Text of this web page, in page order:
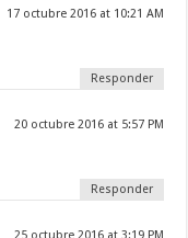
17 octubre 2016 at 10:21 AM
Responder
20 octubre 2016 at 5:57 PM
Responder
25 octubre 2016 at 3:19 PM